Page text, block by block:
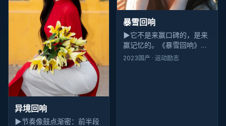
异境回响
▶节奏像鼓点渐密：前半段
暴雪回响
▶它不是来赢口碑的，是来
赢记忆的。《暴雪回响》散
场后你会忘记几个桥段，但
2023 国产 · 运动励志